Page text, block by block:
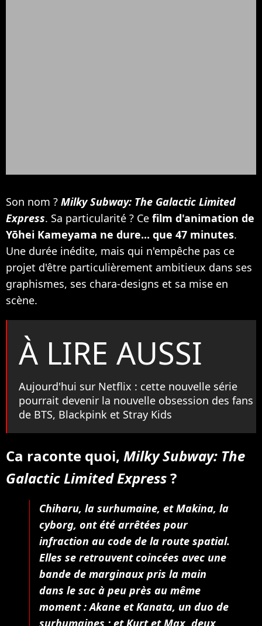
Son nom ? Milky Subway: The Galactic Limited
Express. Sa particularité ? Ce film d'animation de
Yōhei Kameyama ne dure... que 47 minutes.
Une durée inédite, mais qui n'empêche pas ce
projet d'être particulièrement ambitieux dans ses
graphismes, ses chara-designs et sa mise en
scène.
À LIRE AUSSI
Aujourd'hui sur Netflix : cette nouvelle série
pourrait devenir la nouvelle obsession des fans
de BTS, Blackpink et Stray Kids
Ca raconte quoi, Milky Subway: The
Galactic Limited Express?
Chiharu, la surhumaine, et Makina, la
cyborg, ont été arrêtées pour
infraction au code de la route spatial.
Elles se retrouvent coincées avec une
bande de marginaux pris la main
dans le sac à peu près au même
moment : Akane et Kanata, un duo de
surhumaines ; et Kurt et Max, deux